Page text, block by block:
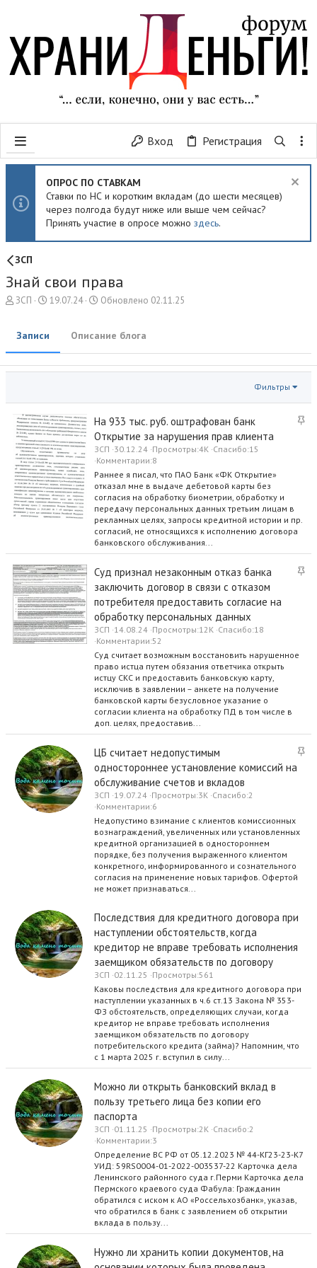
Вход Регистрация
ОПРОС ПО СТАВКАМ
Ставки по НС и коротким вкладам (до шести месяцев)
через полгода будут ниже или выше чем сейчас?
Принять участие в опросе можно здесь.
ЗСП
Знай свои права
А
о
р
ЗСП
Д
с
о
з
а
н
и
я
19.07.24 Обновлено 02.11.25
Записи Описание блога
Фильтры
З
На 933 тыс. руб. оштрафован банк
Открытие за нарушения прав клиента
ЗСП 30.12.24 Просмотры 4K Спасибо 15
Комментарии 8
Раннее я писал, что ПАО Банк «ФК Открытие»
отказал мне в выдаче дебетовой карты без
согласия на обработку биометрии, обработку и
передачу персональных данных третьим лицам в
рекламных целях, запросы кредитной истории и пр.
согласий, не относящихся к исполнению договора
банковского обслуживания...
З
Суд признал незаконным отказ банка
заключить договор в связи с отказом
потребителя предоставить согласие на
обработку персональных данных
ЗСП 14.08.24 Просмотры 12K Спасибо 18
Комментарии 52
Суд считает возможным восстановить нарушенное
право истца путем обязания ответчика открыть
истцу СКС и предоставить банковскую карту,
исключив в заявлении – анкете на получение
банковской карты безусловное указание о
согласии клиента на обработку ПД в том числе в
доп. целях, предоставив...
З
ЦБ считает недопустимым
одностороннее установление комиссий на
обслуживание счетов и вкладов
ЗСП 19.07.24 Просмотры 3K Спасибо 2
Комментарии 6
Недопустимо взимание с клиентов комиссионных
вознаграждений, увеличенных или установленных
кредитной организацией в одностороннем
порядке, без получения выраженного клиентом
конкретного, информированного и сознательного
согласия на применение новых тарифов. Офертой
не может признаваться...
Последствия для кредитного договора при
наступлении обстоятельств, когда
кредитор не вправе требовать исполнения
заемщиком обязательств по договору
ЗСП 02.11.25 Просмотры 561
Каковы последствия для кредитного договора при
наступлении указанных в ч.6 ст.13 Закона № 353-
ФЗ обстоятельств, определяющих случаи, когда
кредитор не вправе требовать исполнения
заемщиком обязательств по договору
потребительского кредита (займа)? Напомним, что
с 1 марта 2025 г. вступил в силу...
Можно ли открыть банковский вклад в
пользу третьего лица без копии его
паспорта
ЗСП 01.11.25 Просмотры 2K Спасибо 2
Комментарии 3
Определение ВС РФ от 05.12.2023 № 44-КГ23-23-К7
УИД: 59RS0004-01-2022-003537-22 Карточка дела
Ленинского районного суда г.Перми Карточка дела
Пермского краевого суда Фабула: Гражданин
обратился с иском к АО «Россельхозбанк», указав,
что обратился в банк с заявлением об открытии
вклада в пользу...
Нужно ли хранить копии документов, на